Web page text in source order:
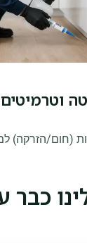
וטרמיטים
(חום/הזרקה)
כבר